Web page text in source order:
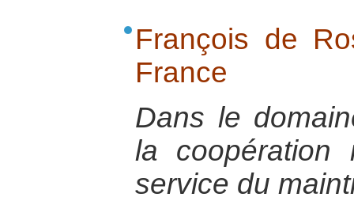
François de
France
Dans le
la coopération
service du